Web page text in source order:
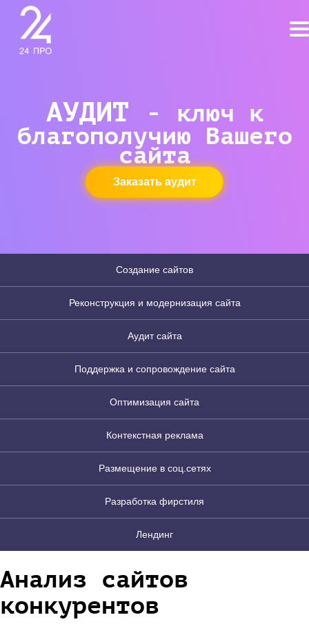
АУДИТ -
ключ к
благополучию Вашего
сайта
Заказать аудит
Создание сайтов
Реконструкция и модернизация сайта
Аудит сайта
Поддержка и сопровождение сайта
Оптимизация сайта
Контекстная реклама
Размещение в соц.сетях
Разработка фирстиля
Лендинг
Анализ сайтов
конкурентов